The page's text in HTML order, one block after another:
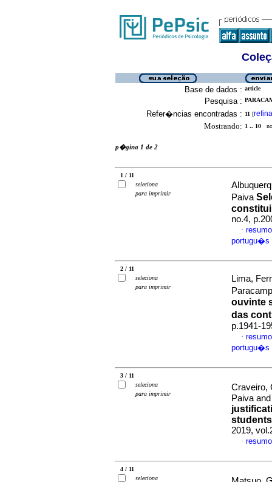
Base de dados : article
Pesquisa :
Refer�ncias encontradas : 11 [
Mostrando: 1 .. 10
p�gina 1 de 2
1 / 11
seleciona
para imprimir
Paiva
no.4,
·
portugu�s
2 / 11
seleciona
para imprimir
Lima,
ouvinte
das
p.1941-
·
portugu�s
3 / 11
seleciona
para imprimir
Craveiro,
Paiva
2019,
·
4 / 11
seleciona